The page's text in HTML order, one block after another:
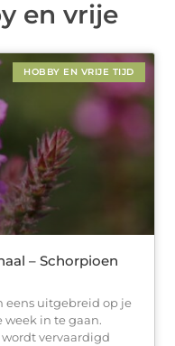
en vrije
HOBBY EN VRIJE TIJD
– Schorpioen
eens uitgebreid op je
week in te gaan.
wordt vervaardigd